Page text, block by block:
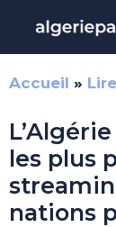
contenu
Accueil »
les plus
nations